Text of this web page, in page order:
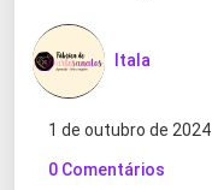
Itala
1 de outubro de 2024
0 Comentários